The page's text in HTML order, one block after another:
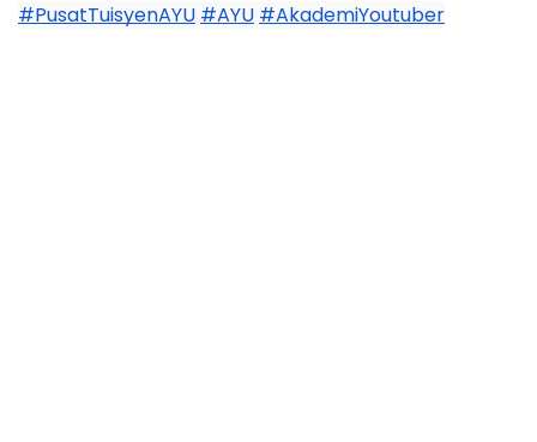
#PusatTuisyenAYU #AYU #AkademiYoutuber